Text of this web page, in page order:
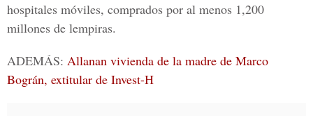
hospitales móviles, comprados por al menos 1,200
millones de lempiras.
ADEMÁS: Allanan vivienda de la madre de Marco
Bográn, extitular de Invest-H